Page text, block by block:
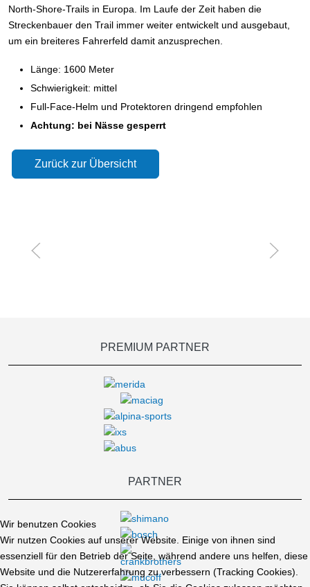
North-Shore-Trails in Europa. Im Laufe der Zeit haben die
Streckenbauer den Trail immer weiter entwickelt und ausgebaut,
um ein breiteres Fahrerfeld damit anzusprechen.
Länge: 1600 Meter
Schwierigkeit: mittel
Full-Face-Helm und Protektoren dringend empfohlen
Achtung: bei Nässe gesperrt
Zurück zur Übersicht
PREMIUM PARTNER
PARTNER
Wir benutzen Cookies
Wir nutzen Cookies auf unserer Website. Einige von ihnen sind
essenziell für den Betrieb der Seite, während andere uns helfen, diese
Website und die Nutzererfahrung zu verbessern (Tracking Cookies).